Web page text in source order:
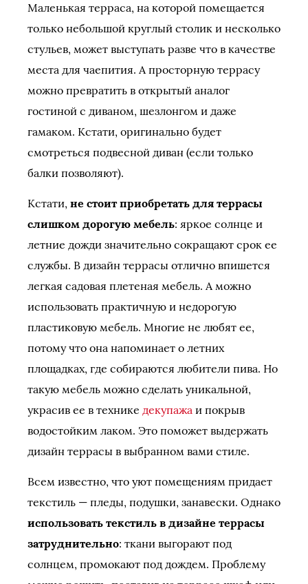
Маленькая терраса, на которой помещается
только небольшой круглый столик и несколько
стульев, может выступать разве что в качестве
места для чаепития. А просторную террасу
можно превратить в открытый аналог
гостиной с диваном, шезлонгом и даже
гамаком. Кстати, оригинально будет
смотреться подвесной диван (если только
балки позволяют).
Кстати, не стоит приобретать для террасы
слишком дорогую мебель: яркое солнце и
летние дожди значительно сокращают срок ее
службы. В дизайн террасы отлично впишется
легкая садовая плетеная мебель. А можно
использовать практичную и недорогую
пластиковую мебель. Многие не любят ее,
потому что она напоминает о летних
площадках, где собираются любители пива. Но
такую мебель можно сделать уникальной,
украсив ее в технике декупажа и покрыв
водостойким лаком. Это поможет выдержать
дизайн террасы в выбранном вами стиле.
Всем известно, что уют помещениям придает
текстиль — пледы, подушки, занавески. Однако
использовать текстиль в дизайне террасы
затруднительно: ткани выгорают под
солнцем, промокают под дождем. Проблему